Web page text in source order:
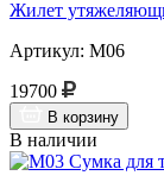
Жилет
Артикул: М06
19700
В корзину
В наличии